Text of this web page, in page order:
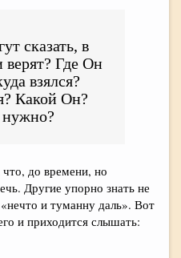
сказать, в
верят? Где Он
взялся?
Какой Он?
до времени, но
Другие упорно знать не
и туманну даль». Вот
и приходится слышать: